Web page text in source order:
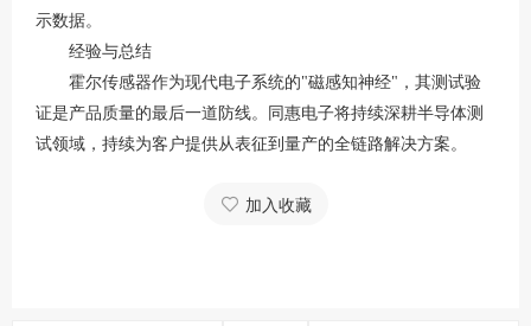
示数据。
经验与总结
霍尔传感器作为现代电子系统的"磁感知神经"，其测试验
证是产品质量的最后一道防线。同惠电子将持续深耕半导体测
试领域，持续为客户提供从表征到量产的全链路解决方案。
加入收藏